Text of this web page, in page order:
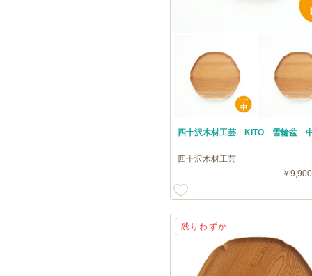
四十沢木材工芸 KITO 雪輪盆
四十沢木材工芸
￥
送料無料
残りわずか